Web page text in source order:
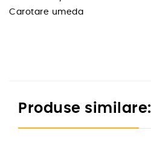
Carotare umeda
Produse similare: